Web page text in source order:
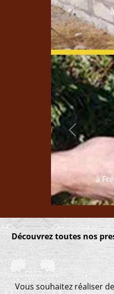
à
Previous
Découvrez toutes nos
Vous souhaitez réaliser